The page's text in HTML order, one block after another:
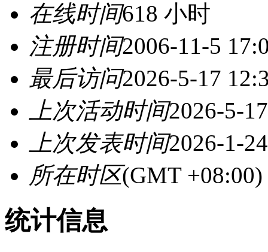
在线时间618 小时
注册时间2006-11-5
最后访问2026-5-17
上次活动时间2026-5-
上次发表时间2026-1-
所在时区(GMT
统计信息